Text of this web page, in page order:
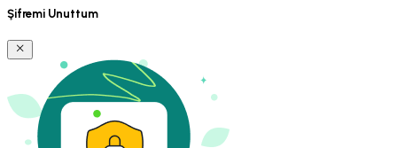
Şifremi Unuttum